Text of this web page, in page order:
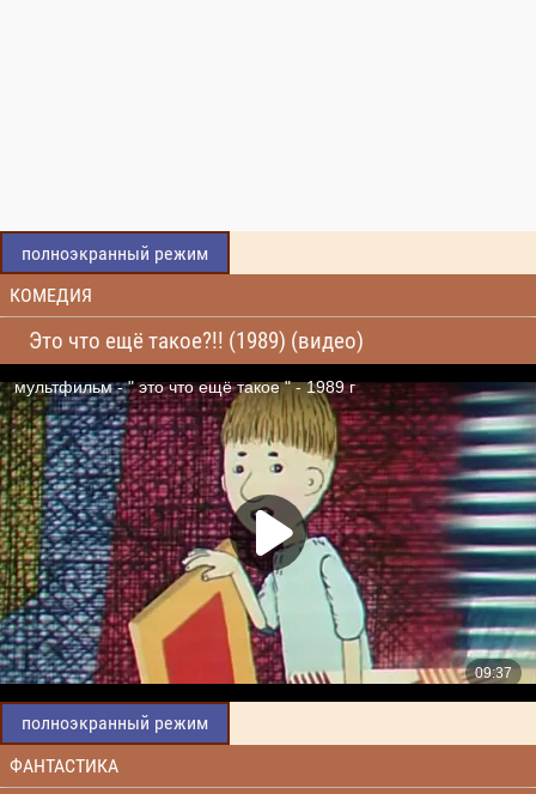
полноэкранный режим
КОМЕДИЯ
Это что ещё такое?!! (1989) (видео)
полноэкранный режим
ФАНТАСТИКА